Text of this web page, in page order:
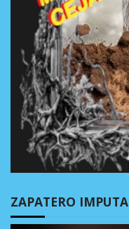
ZAPATERO